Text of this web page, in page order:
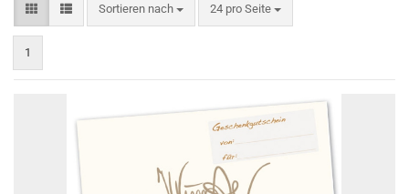
Sortieren nach
Sortieren nach 24 pro Seite
pro Seite
1